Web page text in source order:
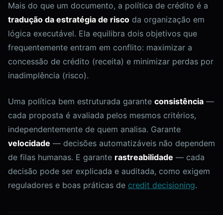
Mais do que um documento, a política de crédito é a
tradução da estratégia de risco da organização em
lógica executável. Ela equilibra dois objetivos que
frequentemente entram em conflito: maximizar a
concessão de crédito (receita) e minimizar perdas por
inadimplência (risco).
Uma política bem estruturada garante consistência —
cada proposta é avaliada pelos mesmos critérios,
independentemente de quem analisa. Garante
velocidade — decisões automatizáveis não dependem
de filas humanas. E garante rastreabilidade — cada
decisão pode ser explicada e auditada, como exigem
reguladores e boas práticas de credit decisioning.